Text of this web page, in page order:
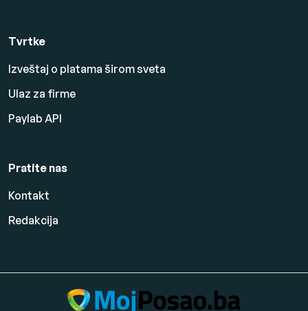
Tvrtke
Izveštaj o platama širom sveta
Ulaz za firme
Paylab API
Pratite nas
Kontakt
Redakcija